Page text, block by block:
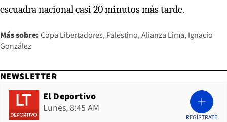
escuadra nacional casi 20 minutos más tarde.
Más sobre: Copa Libertadores Palestino Alianza Lima Ignacio
González
NEWSLETTER
El Deportivo
Lunes, 8:45 AM
REGÍSTRATE